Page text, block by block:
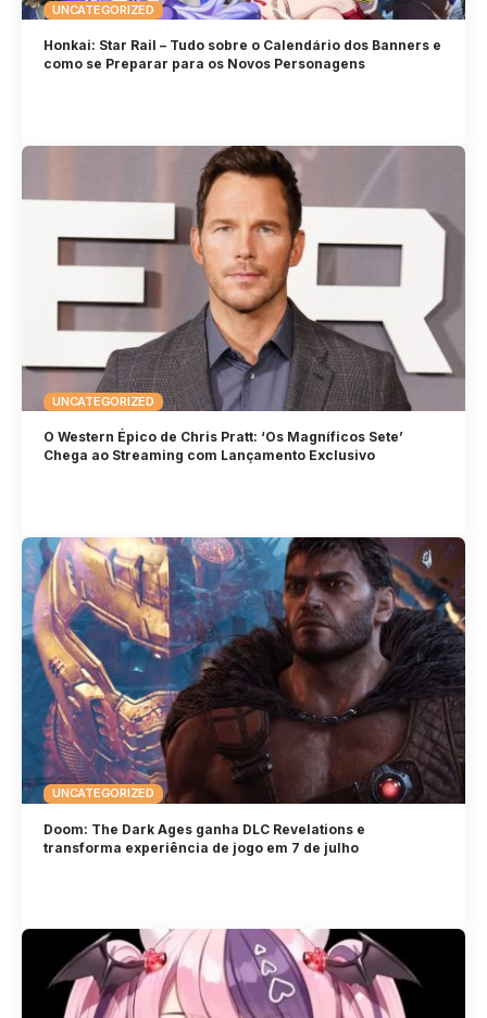
UNCATEGORIZED
Honkai: Star Rail – Tudo sobre o Calendário dos Banners e
como se Preparar para os Novos Personagens
UNCATEGORIZED
O Western Épico de Chris Pratt: ‘Os Magníficos Sete’
Chega ao Streaming com Lançamento Exclusivo
UNCATEGORIZED
Doom: The Dark Ages ganha DLC Revelations e
transforma experiência de jogo em 7 de julho